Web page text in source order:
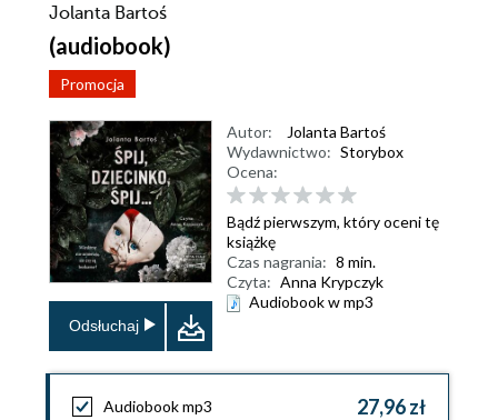
Jolanta Bartoś
(audiobook)
Promocja
Odsłuchaj
Autor:
Jolanta Bartoś
Wydawnictwo: Storybox
Ocena:
Bądź pierwszym, który oceni tę
książkę
Czas nagrania: 8 min.
Czyta: Anna Krypczyk
Audiobook w mp3
Audiobook mp3 27,96 zł